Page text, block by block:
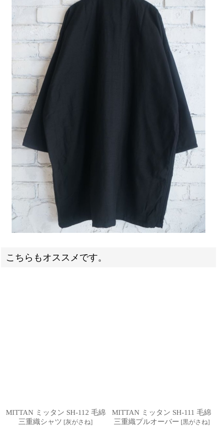
こちらもオススメです。
MITTAN ミッタン SH-112 毛綿
三重織シャツ [灰がさね]
MITTAN ミッタン SH-111 毛綿
三重織プルオーバー [黒がさね]